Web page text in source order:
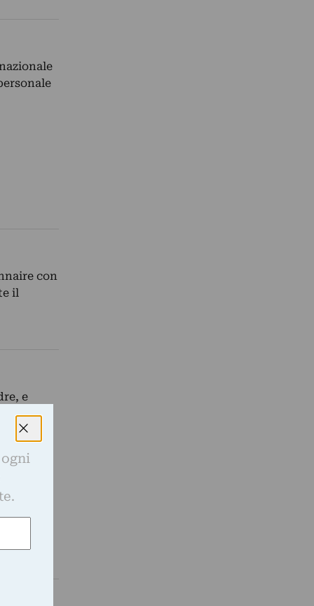
con
il
e